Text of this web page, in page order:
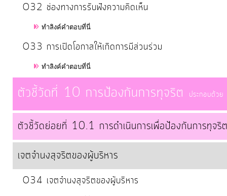
O32 ช่องทางการรับฟังความคิดเห็น
ทำลิงค์คำตอบที่นี่
O33 การเปิดโอกาสให้เกิดการมีส่วนร่วม
ทำลิงค์คำตอบที่นี่
ตัวชี้วัดที่ 10 การป้องกันการทุจริต ประกอบด้ว
ตัวชี้วัดย่อยที่ 10.1 การดำเนินการเพื่อป้องกันการทุจริ
เจตจำนงสุจริตของผู้บริหาร
O34 เจตจำนงสุจริตของผู้บริหาร